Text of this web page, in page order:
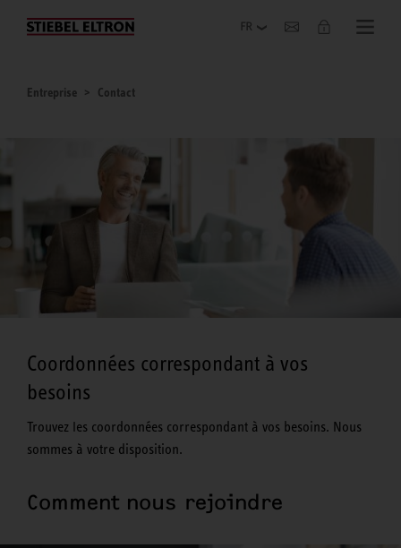
Entreprise
Entreprise Contact
Coordonnées correspondant à vos
besoins
Trouvez les coordonnées correspondant à vos besoins. Nous
sommes à votre disposition.
Comment nous rejoindre